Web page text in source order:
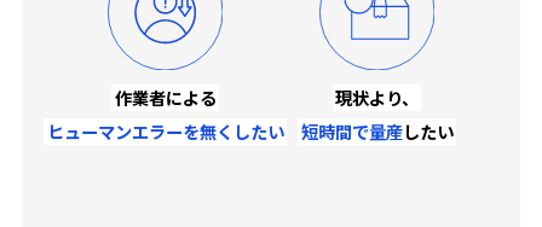
作業者による
ヒューマンエラーを無くしたい
現状より、
短時間で量産したい